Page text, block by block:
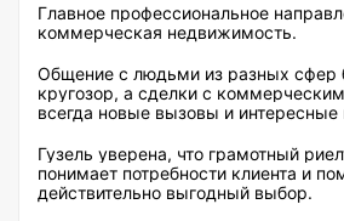
Главное профессиональное
коммерческая недвижимость.
Общение с людьми из разных сфер
кругозор, а сделки с
всегда новые вызовы и интересные
Гузель уверена, что грамотный
понимает потребности клиента и
действительно выгодный выбор.